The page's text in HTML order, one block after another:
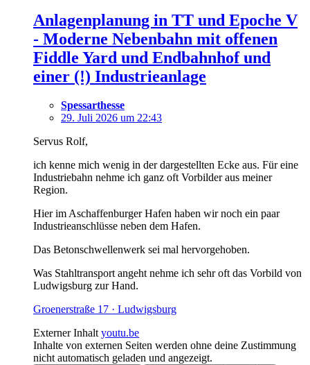
Anlagenplanung in TT und Epoche V
- Moderne Nebenbahn mit offenen
Fiddle Yard und Endbahnhof und
einer (!) Industrieanlage
Spessarthesse
29. Juli 2026 um 22:43
Servus Rolf,
ich kenne mich wenig in der dargestellten Ecke aus. Für eine
Industriebahn nehme ich ganz oft Vorbilder aus meiner
Region.
Hier im Aschaffenburger Hafen haben wir noch ein paar
Industrieanschlüsse neben dem Hafen.
Das Betonschwellenwerk sei mal hervorgehoben.
Was Stahltransport angeht nehme ich sehr oft das Vorbild von
Ludwigsburg zur Hand.
Groenerstraße 17 · Ludwigsburg
Externer Inhalt youtu.be
Inhalte von externen Seiten werden ohne deine Zustimmung
nicht automatisch geladen und angezeigt.